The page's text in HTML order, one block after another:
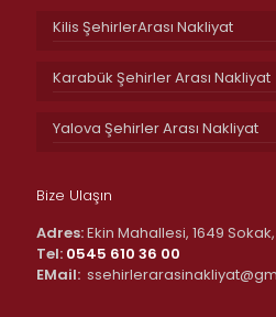
Kilis ŞehirlerArası Nakliyat
Karabük Şehirler Arası Nakliyat
Yalova Şehirler Arası Nakliyat
Bize Ulaşın
Adres:Ekin Mahallesi, 1649
Tel: 0545 610 36 00
EMail: